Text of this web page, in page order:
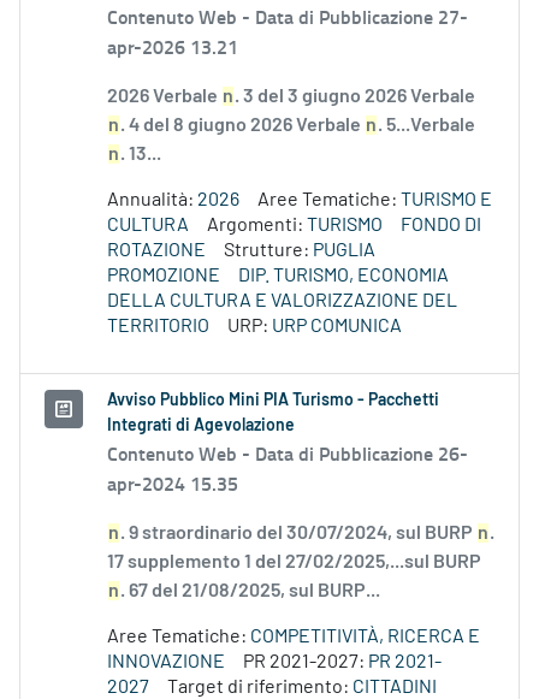
Contenuto Web - Data di Pubblicazione 27-
apr-2026 13.21
2026 Verbale n. 3 del 3 giugno 2026 Verbale
n. 4 del 8 giugno 2026 Verbale n. 5...Verbale
n. 13...
Annualità: 2026 Aree Tematiche: TURISMO E
CULTURA
Argomenti: TURISMO
FONDO DI
ROTAZIONE
Strutture: PUGLIA
PROMOZIONE
DIP. TURISMO, ECONOMIA
DELLA CULTURA E VALORIZZAZIONE DEL
TERRITORIO
URP: URP COMUNICA
Avviso Pubblico Mini PIA Turismo - Pacchetti
Integrati di Agevolazione
Contenuto Web - Data di Pubblicazione 26-
apr-2024 15.35
n. 9 straordinario del 30/07/2024, sul BURP n.
17 supplemento 1 del 27/02/2025,...sul BURP
n. 67 del 21/08/2025, sul BURP...
Aree Tematiche: COMPETITIVITÀ, RICERCA E
INNOVAZIONE
PR 2021-2027: PR 2021-
2027
Target di riferimento: CITTADINI